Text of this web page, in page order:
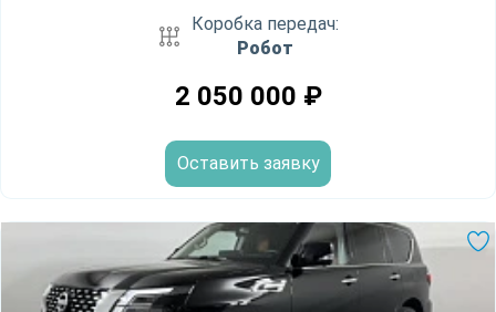
Коробка передач:
Робот
2 050 000 ₽
Оставить заявку